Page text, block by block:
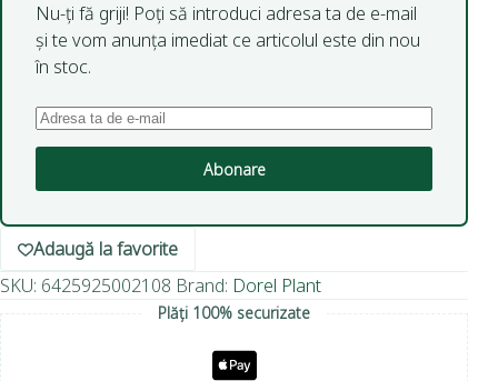
Nu-ți fă griji! Poți să introduci adresa ta de e-mail
și te vom anunța imediat ce articolul este din nou
în stoc.
Abonare
Adaugă la favorite
SKU: 6425925002108 Brand: Dorel Plant
Plăți 100% securizate